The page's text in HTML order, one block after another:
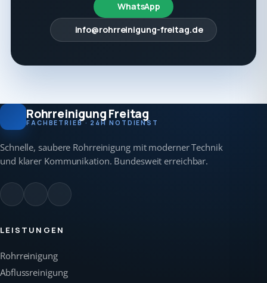
WhatsApp
info@rohrreinigung-freitag.de
Rohrreinigung Freitag
FACHBETRIEB · 24H NOTDIENST
Schnelle, saubere Rohrreinigung mit moderner Technik
und klarer Kommunikation. Bundesweit erreichbar.
LEISTUNGEN
Rohrreinigung
Abflussreinigung